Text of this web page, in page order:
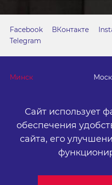
Сайт использует
обеспечения
сайта, его
Минск
г. Минск, м. "Парк
ул. Толбухина, 2, эт. 5.
191445164
+375 (17) 388-72-73
Facebook ВКонтакте
Telegram